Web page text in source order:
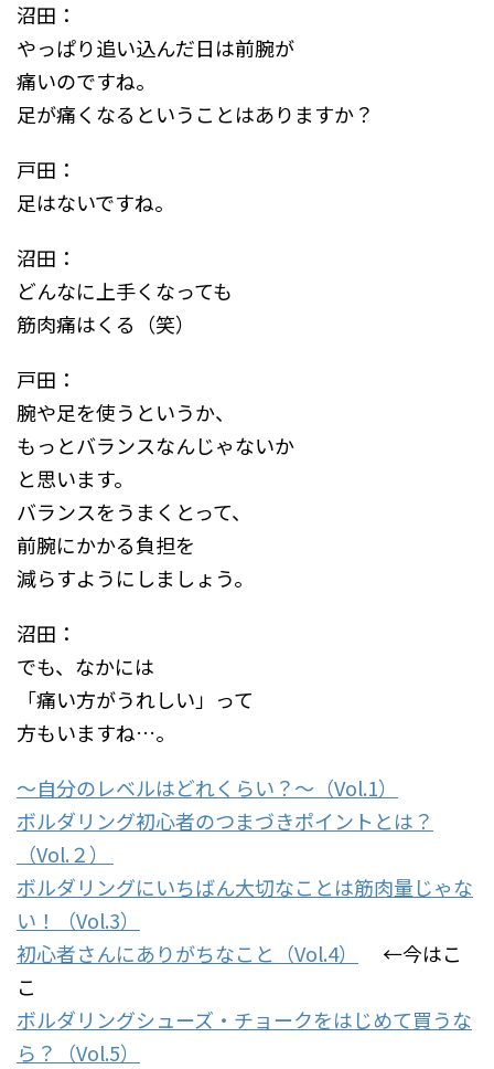
沼田：
やっぱり追い込んだ日は前腕が
痛いのですね。
足が痛くなるということはありますか？
戸田：
足はないですね。
沼田：
どんなに上手くなっても
筋肉痛はくる（笑）
戸田：
腕や足を使うというか、
もっとバランスなんじゃないか
と思います。
バランスをうまくとって、
前腕にかかる負担を
減らすようにしましょう。
沼田：
でも、なかには
「痛い方がうれしい」って
方もいますね…。
～自分のレベルはどれくらい？～（Vol.1）
ボルダリング初心者のつまづきポイントとは？
（Vol.２）
ボルダリングにいちばん大切なことは筋肉量じゃな
い！（Vol.3）
初心者さんにありがちなこと（Vol.4）
←今はこ
こ
ボルダリングシューズ・チョークをはじめて買うな
ら？（Vol.5）